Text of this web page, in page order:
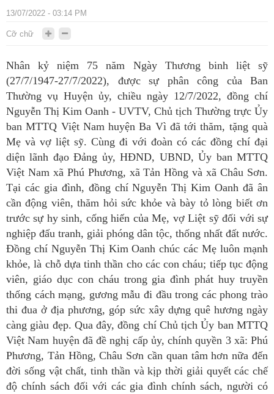
13/07/2022 - 03:14 PM
Cỡ chữ
Nhân kỷ niệm 75 năm Ngày Thương binh liệt sỹ
(27/7/1947-27/7/2022), được sự phân công của Ban
Thường vụ Huyện ủy, chiều ngày 12/7/2022, đồng chí
Nguyễn Thị Kim Oanh - UVTV, Chủ tịch Thường trực Ủy
ban MTTQ Việt Nam huyện Ba Vì đã tới thăm, tặng quà
Mẹ và vợ liệt sỹ. Cùng đi với đoàn có các đồng chí đại
diện lãnh đạo Đảng ủy, HĐND, UBND, Ủy ban MTTQ
Việt Nam xã Phú Phương, xã Tản Hồng và xã Châu Sơn.
Tại các gia đình, đồng chí Nguyễn Thị Kim Oanh đã ân
cần động viên, thăm hỏi sức khỏe và bày tỏ lòng biết ơn
trước sự hy sinh, cống hiến của Mẹ, vợ Liệt sỹ đối với sự
nghiệp đấu tranh, giải phóng dân tộc, thống nhất đất nước.
Đồng chí Nguyễn Thị Kim Oanh chúc các Mẹ luôn mạnh
khỏe, là chỗ dựa tinh thần cho các con cháu; tiếp tục động
viên, giáo dục con cháu trong gia đình phát huy truyền
thống cách mạng, gương mẫu đi đầu trong các phong trào
thi đua ở địa phương, góp sức xây dựng quê hương ngày
càng giàu đẹp. Qua đây, đồng chí Chủ tịch Ủy ban MTTQ
Việt Nam huyện đã đề nghị cấp ủy, chính quyền 3 xã: Phú
Phương, Tản Hồng, Châu Sơn cần quan tâm hơn nữa đến
đời sống vật chất, tinh thần và kịp thời giải quyết các chế
độ chính sách đối với các gia đình chính sách, người có